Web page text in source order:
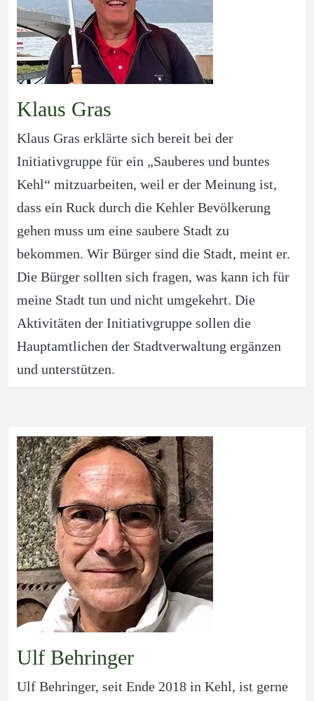
Klaus Gras
Klaus Gras erklärte sich bereit bei der
Initiativgruppe für ein „Sauberes und buntes
Kehl“ mitzuarbeiten, weil er der Meinung ist,
dass ein Ruck durch die Kehler Bevölkerung
gehen muss um eine saubere Stadt zu
bekommen. Wir Bürger sind die Stadt, meint er.
Die Bürger sollten sich fragen, was kann ich für
meine Stadt tun und nicht umgekehrt. Die
Aktivitäten der Initiativgruppe sollen die
Hauptamtlichen der Stadtverwaltung ergänzen
und unterstützen.
Ulf Behringer
Ulf Behringer, seit Ende 2018 in Kehl, ist gerne